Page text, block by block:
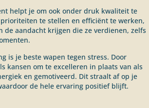
helpt je om ook onder druk kwaliteit te
te stellen en efficiënt te werken,
de aandacht krijgen die ze verdienen, zelfs
is je beste wapen tegen stress. Door
kansen om te excelleren in plaats van als
en gemotiveerd. Dit straalt af op je
de hele ervaring positief blijft.